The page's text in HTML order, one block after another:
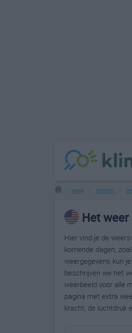
weer landen
Het
Hier vind je de
komende dagen,
weergegevens kun
beschrijven we het
weerbeeld voor alle
pagina met extra
kracht, de luchtdruk